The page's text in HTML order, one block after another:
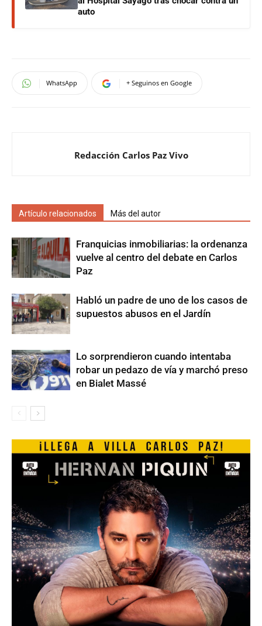
auto
WhatsApp + Seguinos en Google
Redacción Carlos Paz Vivo
Artículo relacionados Más del autor
Franquicias inmobiliarias: la ordenanza
vuelve al centro del debate en Carlos
Paz
Habló un padre de uno de los casos de
supuestos abusos en el Jardín
Lo sorprendieron cuando intentaba
robar un pedazo de vía y marchó preso
en Bialet Massé